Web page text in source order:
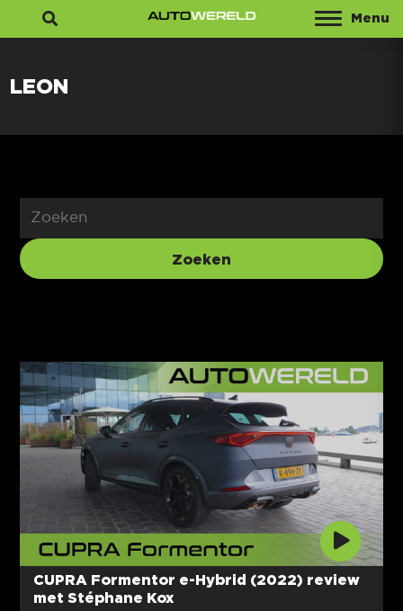
Menu
LEON
CUPRA Formentor e-Hybrid (2022) review
met Stéphane Kox